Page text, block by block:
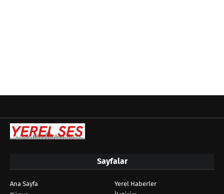
Sayfalar
Ana Sayfa
Yerel Haberler